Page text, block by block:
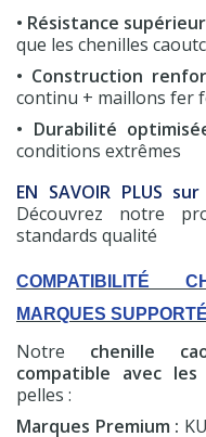
• Résistance
que les chenilles
• Construction
continu + maillons fer
• Durabilité
conditions extrêmes
EN SAVOIR PLUS
Découvrez notre
standards qualité
COMPATIBILITÉ
MARQUES
Notre chenille
compatible avec les
pelles :
Marques Premium :